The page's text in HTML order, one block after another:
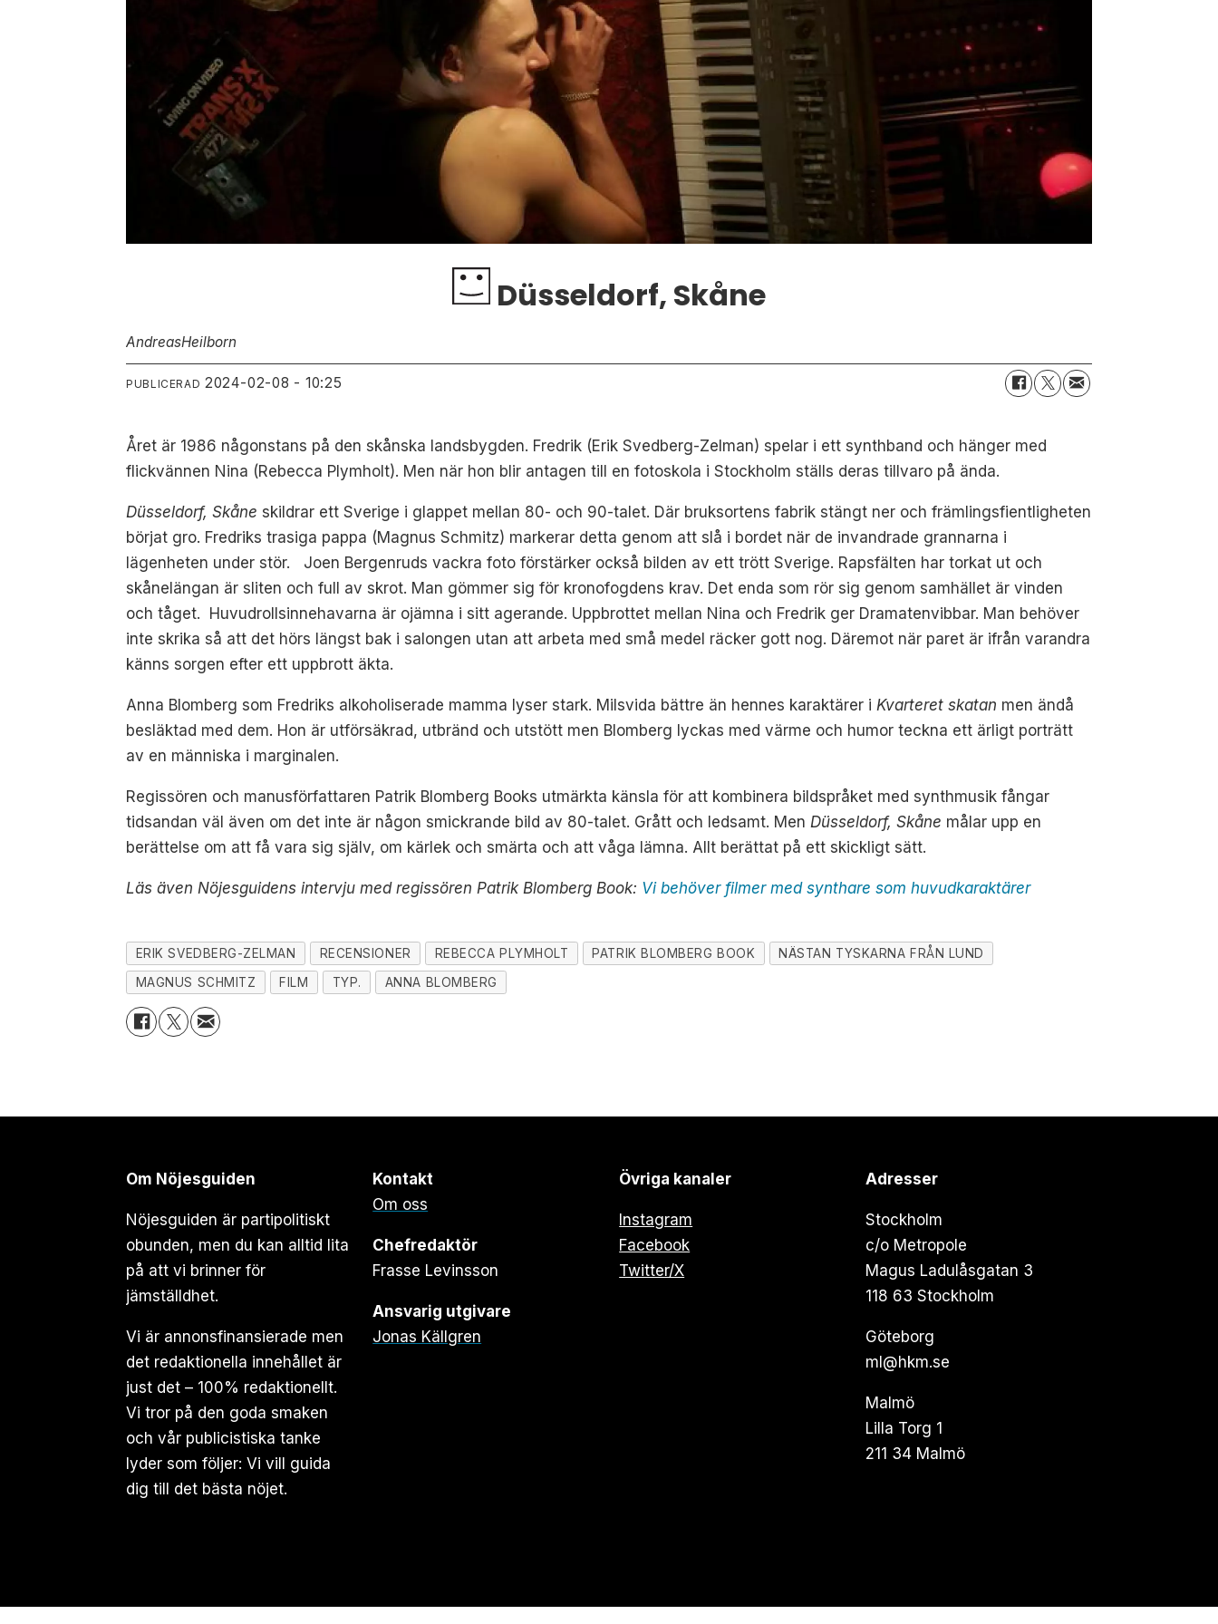
Düsseldorf, Skåne
AndreasHeilborn
PUBLICERAD 2024-02-08 - 10:25
Året är 1986 någonstans på den skånska landsbygden. Fredrik (Erik Svedberg-Zelman) spelar i ett synthband och hänger med
flickvännen Nina (Rebecca Plymholt). Men när hon blir antagen till en fotoskola i Stockholm ställs deras tillvaro på ända.
Düsseldorf, Skåneskildrar ett Sverige i glappet mellan 80- och 90-talet. Där bruksortens fabrik stängt ner och främlingsfientligheten
börjat gro. Fredriks trasiga pappa (Magnus Schmitz) markerar detta genom att slå i bordet när de invandrade grannarna i
lägenheten under stör. Joen Bergenruds vackra foto förstärker också bilden av ett trött Sverige. Rapsfälten har torkat ut och
skånelängan är sliten och full av skrot. Man gömmer sig för kronofogdens krav. Det enda som rör sig genom samhället är vinden
och tåget. Huvudrollsinnehavarna är ojämna i sitt agerande. Uppbrottet mellan Nina och Fredrik ger Dramatenvibbar. Man behöver
inte skrika så att det hörs längst bak i salongen utan att arbeta med små medel räcker gott nog. Däremot när paret är ifrån varandra
känns sorgen efter ett uppbrott äkta.
Anna Blomberg som Fredriks alkoholiserade mamma lyser stark. Milsvida bättre än hennes karaktärer iKvarteret skatan men ändå
besläktad med dem. Hon är utförsäkrad, utbränd och utstött men Blomberg lyckas med värme och humor teckna ett ärligt porträtt
av en människa i marginalen.
Regissören och manusförfattaren Patrik Blomberg Books utmärkta känsla för att kombinera bildspråket med synthmusik fångar
tidsandan väl även om det inte är någon smickrande bild av 80-talet. Grått och ledsamt. MenDüsseldorf, Skåne målar upp en
berättelse om att få vara sig själv, om kärlek och smärta och att våga lämna. Allt berättat på ett skickligt sätt.
Läs även Nöjesguidens intervju med regissören Patrik Blomberg Book: Vi behöver filmer med synthare som huvudkaraktärer
ERIK SVEDBERG-ZELMAN RECENSIONER REBECCA PLYMHOLT PATRIK BLOMBERG BOOK
NÄSTAN TYSKARNA FRÅN LUND
MAGNUS SCHMITZ
FILM TYP. ANNA BLOMBERG
Om Nöjesguiden
Nöjesguiden är partipolitiskt
obunden, men du kan alltid lita
på att vi brinner för
jämställdhet.
Vi är annonsfinansierade men
det redaktionella innehållet är
just det – 100% redaktionellt.
Vi tror på den goda smaken
och vår publicistiska tanke
lyder som följer: Vi vill guida
dig till det bästa nöjet.
Kontakt
Om oss
Chefredaktör
Frasse Levinsson
Ansvarig utgivare
Jonas Källgren
Övriga kanaler
Instagram
Facebook
Twitter/X
Adresser
Stockholm
c/o Metropole
Magus Ladulåsgatan 3
118 63 Stockholm
Göteborg
ml@hkm.se
Malmö
Lilla Torg 1
211 34 Malmö